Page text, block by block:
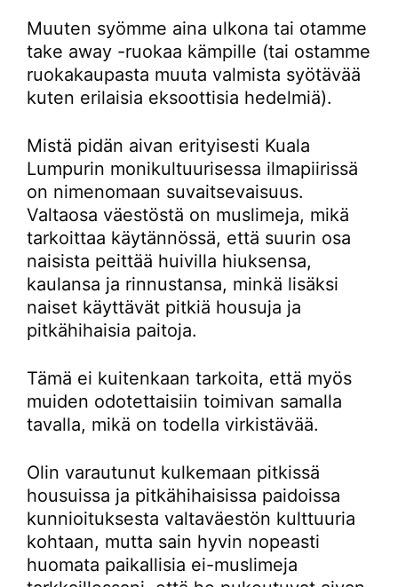
Muuten syömme aina ulkona tai otamme
take away -ruokaa kämpille (tai ostamme
ruokakaupasta muuta valmista syötävää
kuten erilaisia eksoottisia hedelmiä).
Mistä pidän aivan erityisesti Kuala
Lumpurin monikultuurisessa ilmapiirissä
on nimenomaan suvaitsevaisuus.
Valtaosa väestöstä on muslimeja, mikä
tarkoittaa käytännössä, että suurin osa
naisista peittää huivilla hiuksensa,
kaulansa ja rinnustansa, minkä lisäksi
naiset käyttävät pitkiä housuja ja
pitkähihaisia paitoja.
Tämä ei kuitenkaan tarkoita, että myös
muiden odotettaisiin toimivan samalla
tavalla, mikä on todella virkistävää.
Olin varautunut kulkemaan pitkissä
housuissa ja pitkähihaisissa paidoissa
kunnioituksesta valtaväestön kulttuuria
kohtaan, mutta sain hyvin nopeasti
huomata paikallisia ei-muslimeja